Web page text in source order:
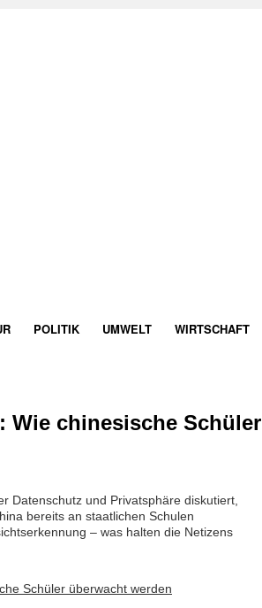
POLITIK UMWELT WIRTSCHAFT
Wie chinesische Schüler
Datenschutz und Privatsphäre diskutiert,
bereits an staatlichen Schulen
– was halten die Netizens